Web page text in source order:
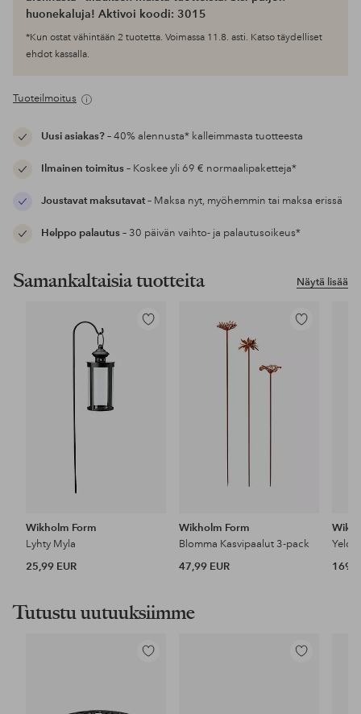
huonekaluja! Aktivoi koodi: 3015
*Kun ostat vähintään 2 tuotetta. Voimassa 11.8. asti. Katso täydelliset
ehdot kassalla.
Tuoteilmoitus
Uusi asiakas?– 40% alennusta* kalleimmasta tuotteesta
Ilmainen toimitus– Koskee yli 69 € normaalipaketteja*
Joustavat maksutavat– Maksa nyt, myöhemmin tai maksa erissä
Helppo palautus– 30 päivän vaihto- ja palautusoikeus*
Näytä lisää
Samankaltaisia tuotteita
Lisää
Wikholm Form
Lyhty Myla
25,99 EUR
Lisää
Wikholm Form
Blomma Kasvipaalut 3-pack
47,99 EUR
Tutustu uutuuksiimme
Lisää
Lisää